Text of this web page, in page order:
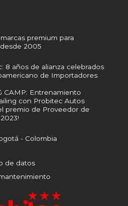
premium para
2005
8 años de alianza celebrados
de Importadores
CAMP: Entrenamiento
con Probitec Autos
premio de Proveedor de
- Colombia
de datos